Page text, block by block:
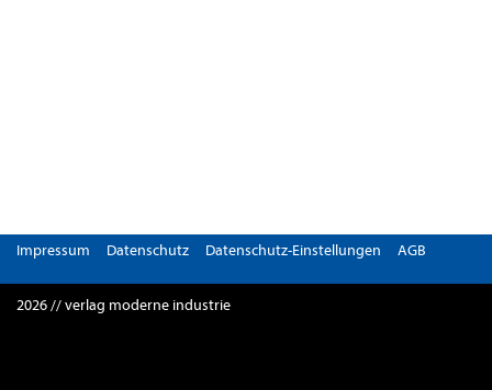
Impressum Datenschutz Datenschutz-Einstellungen AGB
2026 // verlag moderne industrie